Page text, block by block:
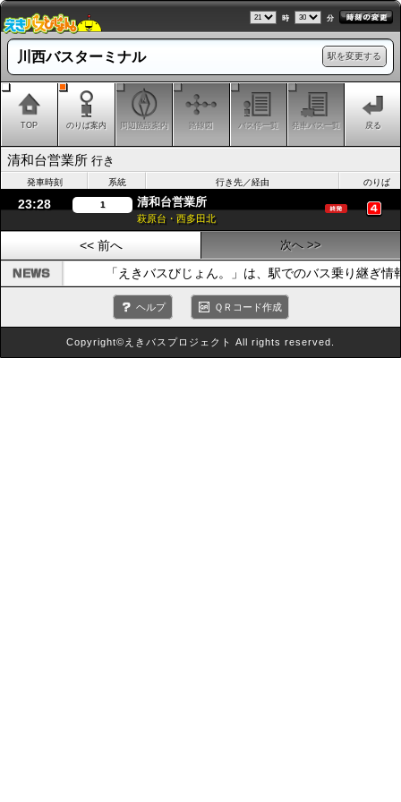
時 分
駅を変更する
川西バスターミナル
TOP のりば案内 周辺施設案内 路線図 バス停一覧 発車バス一覧 戻る
清和台営業所 行き
発車時刻 系統 行き先／経由 のりば
23:28 1 清和台営業所
萩原台・西多田北
<< 前へ 次へ >>
「えきバスびじょん。」は、駅でのバス乗り継ぎ
ヘルプ ＱＲコード作成
Copyright©えきバスプロジェクト All rights reserved.